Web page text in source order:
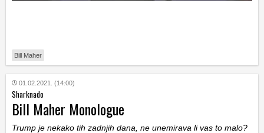
Bill Maher
01.02.2021. (14:00)
Sharknado
Bill Maher Monologue
Trump je nekako tih zadnjih dana, ne unemirava li vas to malo?